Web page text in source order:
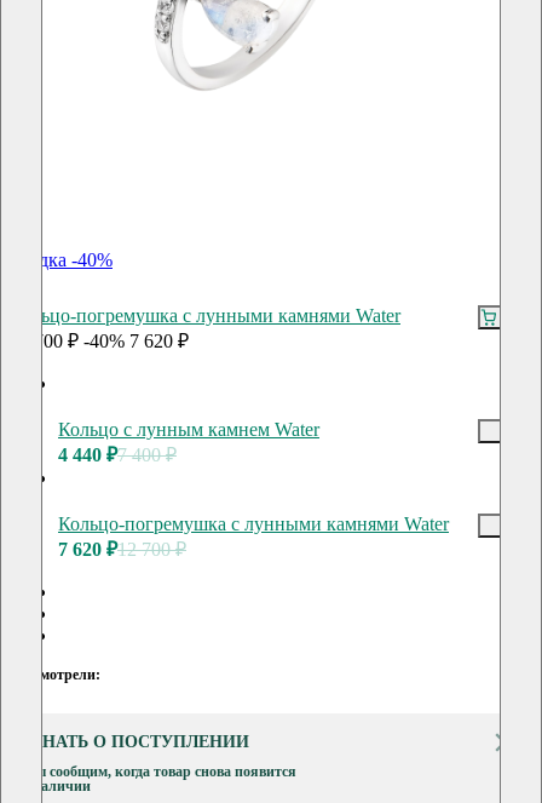
скидка -40%
Кольцо-погремушка с лунными камнями Water
12 700 ₽ -40% 7 620 ₽
Кольцо с лунным камнем Water
4 440 ₽7 400 ₽
Кольцо-погремушка с лунными камнями Water
7 620 ₽12 700 ₽
Вы смотрели:
УЗНАТЬ О ПОСТУПЛЕНИИ
Мы сообщим, когда товар снова появится
в наличии